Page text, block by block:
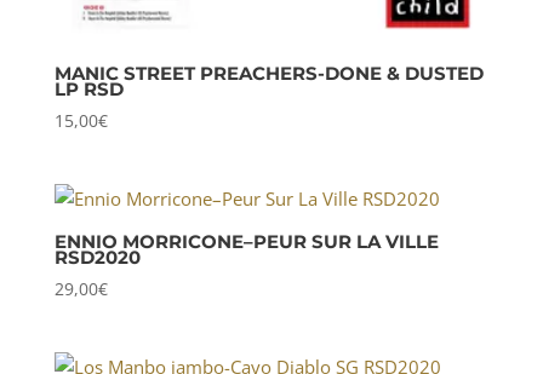
MANIC STREET PREACHERS-DONE & DUSTED
LP RSD
15,00€
ENNIO MORRICONE–PEUR SUR LA VILLE
RSD2020
29,00€